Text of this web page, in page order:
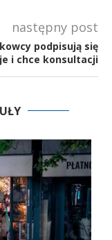
następny post
podpisują się
i chce konsultacji